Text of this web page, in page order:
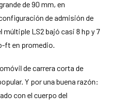
de 90 mm, en
de admisión de
LS2 bajó casi 8 hp y 7
ft en promedio.
de carrera corta de
Y por una buena razón:
con el cuerpo del